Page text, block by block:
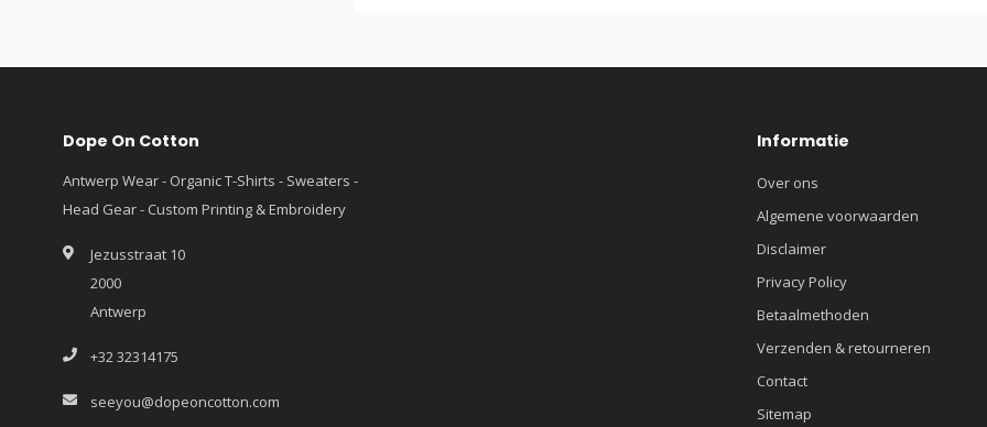
Dope On Cotton
Antwerp Wear - Organic T-Shirts - Sweaters -
Head Gear - Custom Printing & Embroidery
Jezusstraat 10
2000
Antwerp
+32 32314175
seeyou@dopeoncotton.com
Informatie
Over ons
Algemene voorwaarden
Disclaimer
Privacy Policy
Betaalmethoden
Verzenden & retourneren
Contact
Sitemap